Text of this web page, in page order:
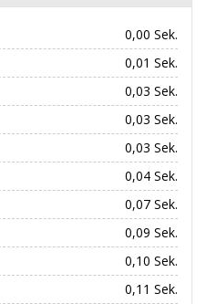
0,00 Sek.
0,01 Sek.
0,03 Sek.
0,03 Sek.
0,03 Sek.
0,04 Sek.
0,07 Sek.
0,09 Sek.
0,10 Sek.
0,11 Sek.